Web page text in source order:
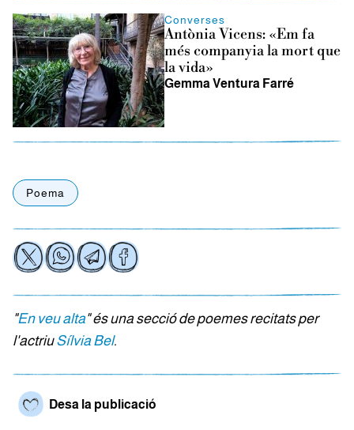
Converses
Antònia Vicens: «Em fa
més companyia la mort que
la vida»
Gemma Ventura Farré
Poema
"En veu alta" és una secció de poemes recitats per
l'actriuSílvia Bel.
Desa la publicació